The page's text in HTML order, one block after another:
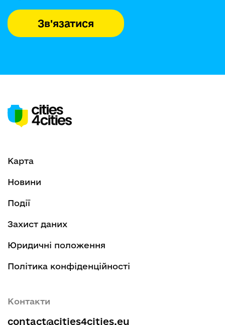
Зв'язатися
Карта
Новини
Події
Захист даних
Юридичні положення
Політика конфіденційності
Контакти
contact@cities4cities.eu